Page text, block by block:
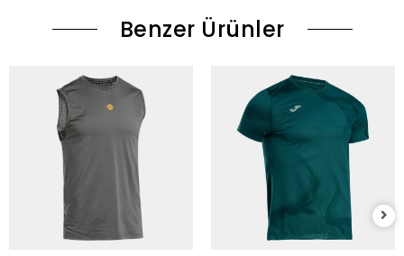
Benzer Ürünler